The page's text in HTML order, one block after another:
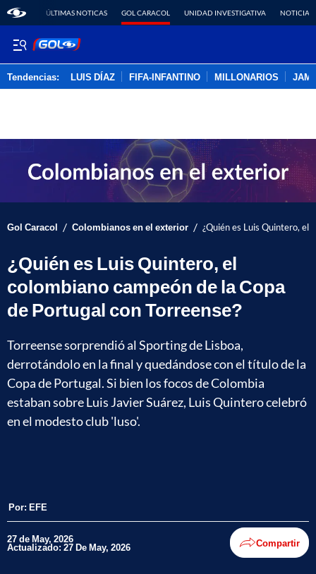
ÚLTIMAS NOTICAS GOL CARACOL UNIDAD INVESTIGATIVA NOTICIAS
Tendencias: LUIS DÍAZ FIFA-INFANTINO MILLONARIOS
Gol Caracol / Colombianos en el exterior / ¿Quién es Luis Quintero, el
¿Quién es Luis Quintero, el
colombiano campeón de la Copa
de Portugal con Torreense?
Torreense sorprendió al Sporting de Lisboa,
derrotándolo en la final y quedándose con el título de la
Copa de Portugal. Si bien los focos de Colombia
estaban sobre Luis Javier Suárez, Luis Quintero celebró
en el modesto club 'luso'.
Por: EFE
27 de May, 2026
Actualizado: 27 De May, 2026 Compartir